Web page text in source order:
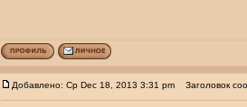
Добавлено: Ср Dec 18, 2013 3:31 pm Заголовок